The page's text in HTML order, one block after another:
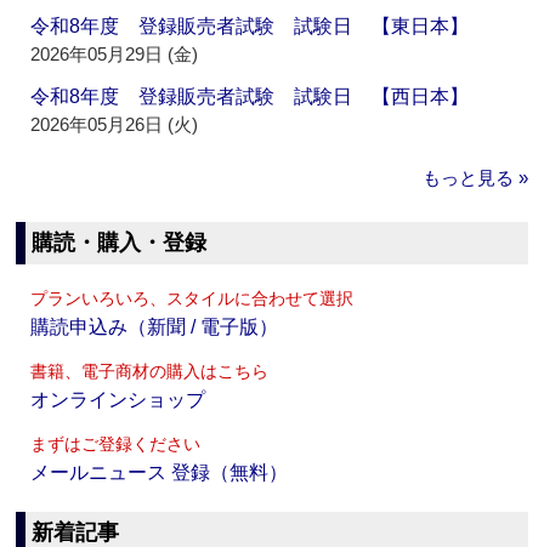
令和8年度 登録販売者試験 試験日 【東日本】
2026年05月29日 (金)
令和8年度 登録販売者試験 試験日 【西日本】
2026年05月26日 (火)
もっと見る »
購読・購入・登録
プランいろいろ、スタイルに合わせて選択
購読申込み（新聞 / 電子版）
書籍、電子商材の購入はこちら
オンラインショップ
まずはご登録ください
メールニュース 登録（無料）
新着記事